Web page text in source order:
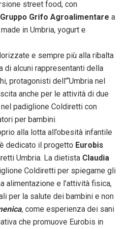
street food, con
Gruppo Grifo Agroalimentare a
in Umbria, yogurt e
e sempre più alla ribalta
di alcuni rappresentanti della
protagonisti dell’“Umbria nel
anche per le attività di due
padiglione Coldiretti con
per bambini.
alla lotta all’obesità infantile
dedicato il progetto Eurobis
Umbria. La dietista Claudia
Coldiretti per spiegarne gli
alimentazione e l’attività fisica,
per la salute dei bambini e non
, come esperienza dei sani
che promuove Eurobis in